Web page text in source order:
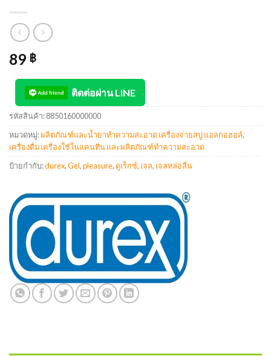
89 ฿
ติดต่อผ่าน LINE
รหัสสินค้า:8850160000000
หมวดหมู่:ผลิตภัณฑ์และน้ำยาทำความสะอาด เครื่องจ่ายสบู่ แอลกอฮอล์,
เครื่องดื่ม เครื่องใช้ในแคนทีน และผลิตภัณฑ์ทำความสะอาด
ป้ายกำกับ:durex,Gel,pleasure,ดูเร็กซ์, เจล, เจลหล่อลื่น